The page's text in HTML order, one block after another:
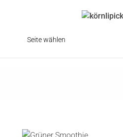
Seite wählen